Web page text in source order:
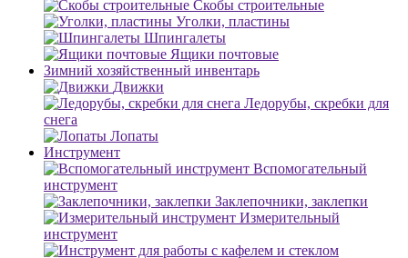
Скобы строительные
Уголки, пластины
Шпингалеты
Ящики почтовые
Зимний хозяйственный инвентарь
Движки
Ледорубы, скребки для
снега
Лопаты
Инструмент
Вспомогательный
инструмент
Заклепочники, заклепки
Измерительный
инструмент